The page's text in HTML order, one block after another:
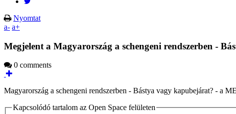
Nyomtat
a- a+
Megjelent a Magyarország a schengeni rendszerben -
0 comments
Magyarország a schengeni rendszerben - Bástya vagy kapubejárat? - a
Kapcsolódó tartalom az Open Space felületen